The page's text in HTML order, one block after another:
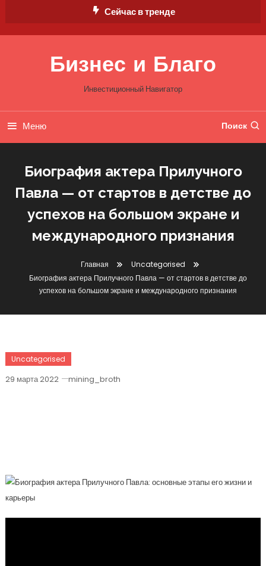
Сейчас в тренде
Бизнес и Благо
Инвестиционный Навигатор
Меню Поиск
Биография актера Прилучного
Павла — от стартов в детстве до
успехов на большом экране и
международного признания
Главная
Uncategorised
Биография актера Прилучного Павла — от стартов в детстве до
успехов на большом экране и международного признания
Uncategorised
29 марта 2022 mining_broth